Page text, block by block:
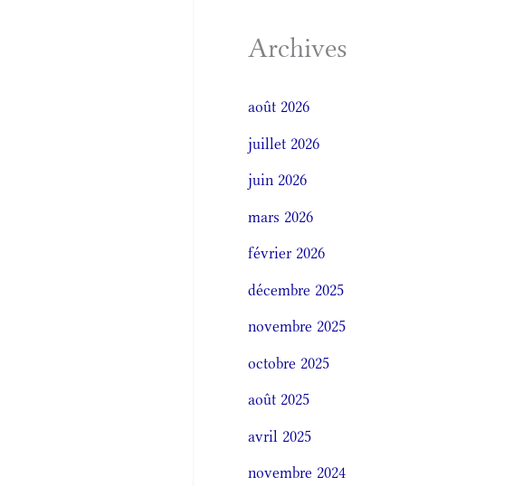
Archives
août 2026
juillet 2026
juin 2026
mars 2026
février 2026
décembre 2025
novembre 2025
octobre 2025
août 2025
avril 2025
novembre 2024